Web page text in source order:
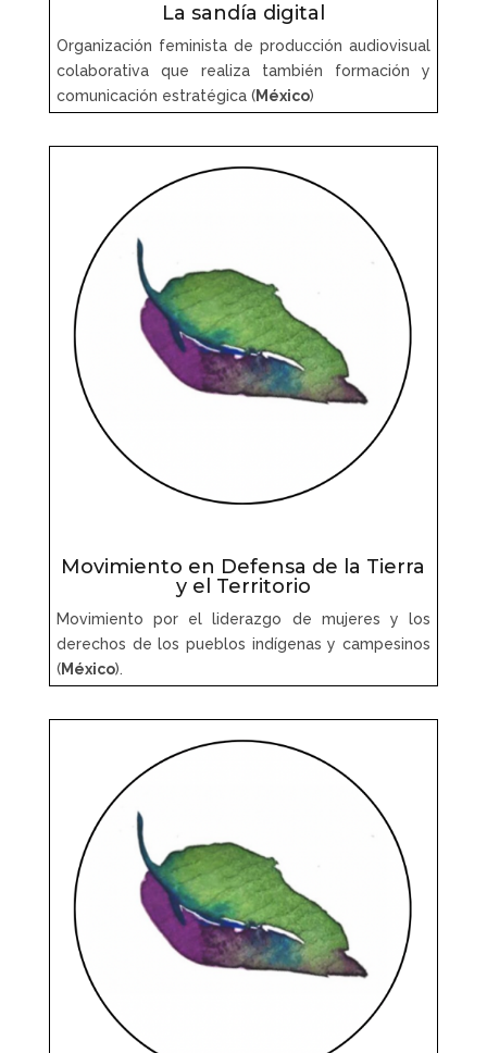
La sandía digital
Organización feminista de producción audiovisual
colaborativa que realiza también formación y
comunicación estratégica (México)
Movimiento en Defensa de la Tierra
y el Territorio
Movimiento por el liderazgo de mujeres y los
derechos de los pueblos indígenas y campesinos
(México).